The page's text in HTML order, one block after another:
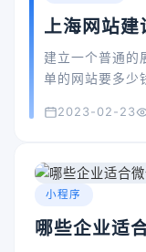
上海网站建
般需要多少
建立一个普通的
单的网站要多少
发？
2023-02-23
小程序
哪些企业适